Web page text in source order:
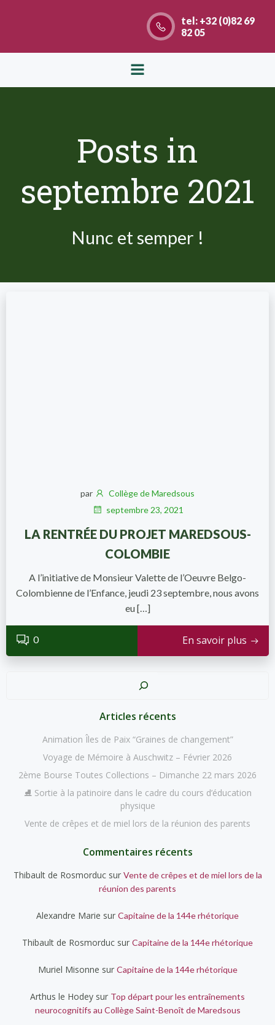
contenu
tel: +32 (0)82 69
82 05
Posts in
septembre 2021
Nunc et semper !
par
Collège de Maredsous
septembre 23, 2021
LA RENTRÉE DU PROJET MAREDSOUS-
COLOMBIE
A l’initiative de Monsieur Valette de l’Oeuvre Belgo-
Colombienne de l’Enfance, jeudi 23 septembre, nous avons
eu […]
0 En savoir plus
Articles récents
Animation Îles de Paix “Graines de changement”
Voyage de Mémoire à Auschwitz – Février 2026
2ème Bourse Toutes Collections – Dimanche 22 mars 2026
⛸️ Sortie à la patinoire dans le cadre du cours d’éducation
physique
Vente de crêpes et de miel lors de la réunion des parents
Commentaires récents
Thibault de Rosmorducsur Vente de crêpes et de miel lors de la
réunion des parents
Alexandre Marie sur Capitaine de la 144e rhétorique
Thibault de Rosmorduc sur Capitaine de la 144e rhétorique
Muriel Misonne sur Capitaine de la 144e rhétorique
Arthus le Hodey sur Top départ pour les entraînements
neurocognitifs au Collège Saint-Benoît de Maredsous